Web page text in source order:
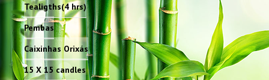
Tealigths(4 hrs)
Pembas
Caixinhas Orixás
15 X 15 candles